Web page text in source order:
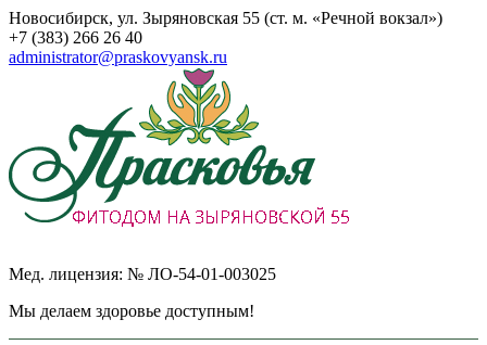
Новосибирск, ул. Зыряновская 55 (ст. м. «Речной вокзал»)
+7 (383) 266 26 40
administrator@praskovyansk.ru
Мед. лицензия: № ЛО-54-01-003025
Мы делаем здоровье доступным!